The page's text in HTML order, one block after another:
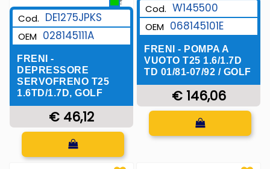
Cod. DE1275JPKS
OEM 028145111A
FRENI -
DEPRESSORE
SERVOFRENO T25
1.6TD/1.7D, GOLF
€ 46,12
Quantità
Cod. W145500
OEM 068145101E
FRENI - POMPA A
VUOTO T25 1.6/1.7D
TD 01/81-07/92 / GOLF
€ 146,06
Quantità